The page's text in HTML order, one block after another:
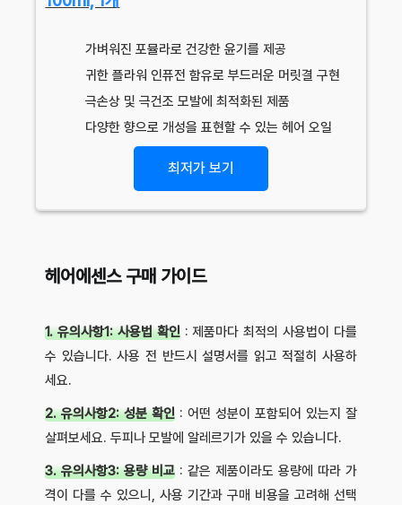
가벼워진 포뮬라로 건강한 윤기를 제공
귀한 플라워 인퓨전 함유로 부드러운 머릿결 구현
극손상 및 극건조 모발에 최적화된 제품
다양한 향으로 개성을 표현할 수 있는 헤어 오일
최저가 보기
헤어에센스 구매 가이드
1. 유의사항1: 사용법 확인: 제품마다 최적의 사용법이 다를
수 있습니다. 사용 전 반드시 설명서를 읽고 적절히 사용하
세요.
2. 유의사항2: 성분 확인 : 어떤 성분이 포함되어 있는지 잘
살펴보세요. 두피나 모발에 알레르기가 있을 수 있습니다.
3. 유의사항3: 용량 비교 : 같은 제품이라도 용량에 따라 가
격이 다를 수 있으니, 사용 기간과 구매 비용을 고려해 선택